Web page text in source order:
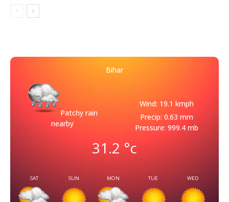
Bihar
Patchy rain
nearby
Wind: 19.1 kmph
Precip: 0.63 mm
Pressure: 999.4 mb
31.2 °c
SAT SUN MON TUE WED